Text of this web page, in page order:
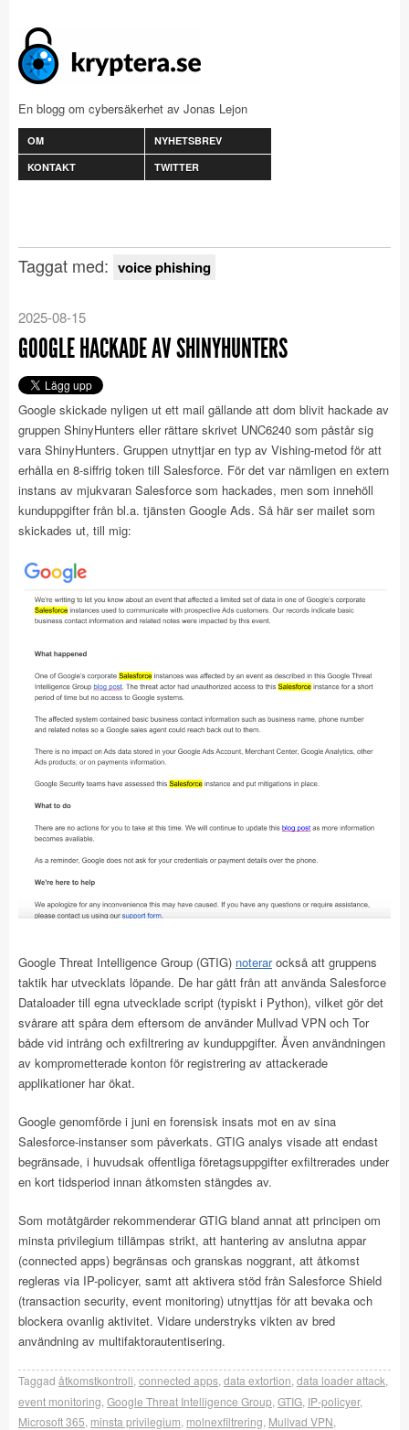
En blogg om cybersäkerhet av Jonas Lejon
OM
NYHETSBREV
KONTAKT
TWITTER
Taggat med: voice phishing
2025-08-15
GOOGLE HACKADE AV SHINYHUNTERS
Google skickade nyligen ut ett mail gällande att dom blivit hackade av
gruppen ShinyHunters eller rättare skrivet UNC6240 som påstår sig
vara ShinyHunters. Gruppen utnyttjar en typ av Vishing-metod för att
erhålla en 8-siffrig token till Salesforce. För det var nämligen en extern
instans av mjukvaran Salesforce som hackades, men som innehöll
kunduppgifter från bl.a. tjänsten Google Ads. Så här ser mailet som
skickades ut, till mig:
Google Threat Intelligence Group (GTIG) noterarockså att gruppens
taktik har utvecklats löpande. De har gått från att använda Salesforce
Dataloader till egna utvecklade script (typiskt i Python), vilket gör det
svårare att spåra dem eftersom de använder Mullvad VPN och Tor
både vid intrång och exfiltrering av kunduppgifter. Även användningen
av komprometterade konton för registrering av attackerade
applikationer har ökat.
Google genomförde i juni en forensisk insats mot en av sina
Salesforce-instanser som påverkats. GTIG analys visade att endast
begränsade, i huvudsak offentliga företagsuppgifter exfiltrerades under
en kort tidsperiod innan åtkomsten stängdes av.
Som motåtgärder rekommenderar GTIG bland annat att principen om
minsta privilegium tillämpas strikt, att hantering av anslutna appar
(connected apps) begränsas och granskas noggrant, att åtkomst
regleras via IP-policyer, samt att aktivera stöd från Salesforce Shield
(transaction security, event monitoring) utnyttjas för att bevaka och
blockera ovanlig aktivitet. Vidare understryks vikten av bred
användning av multifaktorautentisering.
Taggad åtkomstkontroll connected apps data extortion data loader attack
event monitoring Google Threat Intelligence Group GTIG IP-policyer,
Microsoft 365 minsta privilegium molnexfiltrering Mullvad VPN